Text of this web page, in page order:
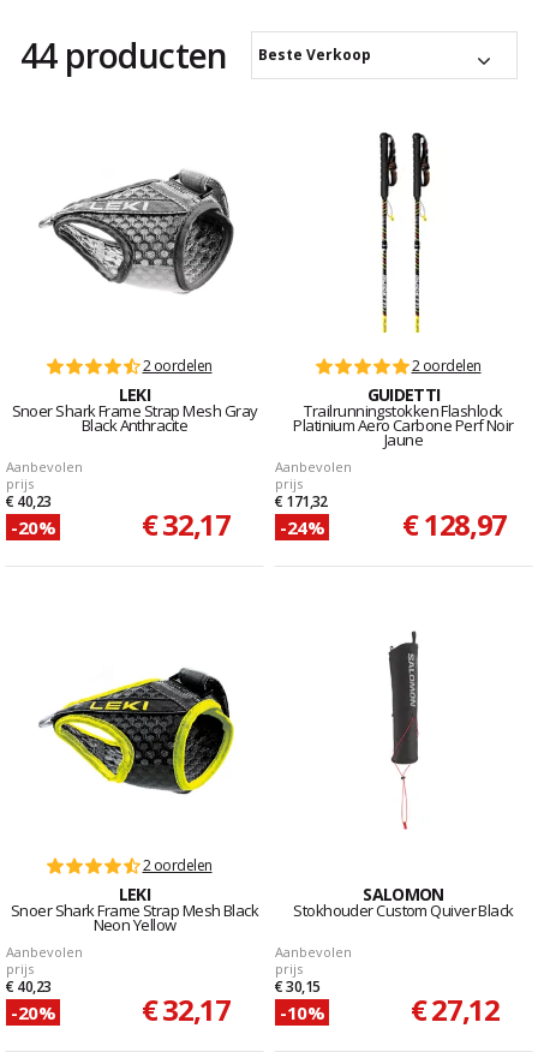
44 producten Beste Verkoop
2 oordelen
LEKI
Snoer Shark Frame Strap Mesh Gray
Black Anthracite
Aanbevolen
prijs
€ 40,23
-20% € 32,17
2 oordelen
GUIDETTI
Trailrunningstokken Flashlock
Platinium Aero Carbone Perf Noir
Jaune
Aanbevolen
prijs
€ 171,32
-24% € 128,97
2 oordelen
LEKI
Snoer Shark Frame Strap Mesh Black
Neon Yellow
Aanbevolen
prijs
€ 40,23
-20% € 32,17
SALOMON
Stokhouder Custom Quiver Black
Aanbevolen
prijs
€ 30,15
-10% € 27,12